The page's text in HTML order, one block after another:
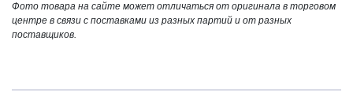
Фото товара на сайте может отличаться от оригинала в торговом
центре в связи с поставками из разных партий и от разных
поставщиков.